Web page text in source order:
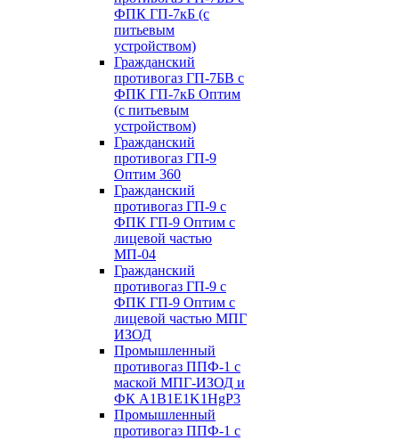
ФПК ГП-7кБ (с
питьевым
устройством)
Гражданский
противогаз ГП-7БВ с
ФПК ГП-7кБ Оптим
(с питьевым
устройством)
Гражданский
противогаз ГП-9
Оптим 360
Гражданский
противогаз ГП-9 с
ФПК ГП-9 Оптим с
лицевой частью
МП-04
Гражданский
противогаз ГП-9 с
ФПК ГП-9 Оптим с
лицевой частью МПГ
ИЗОД
Промышленный
противогаз ППФ-1 с
маской МПГ-ИЗОД и
ФК А1B1E1K1HgP3
Промышленный
противогаз ППФ-1 с